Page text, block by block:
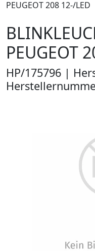
PEUGEOT 208 12-/LED
PEUGEOT
HP/175796 |